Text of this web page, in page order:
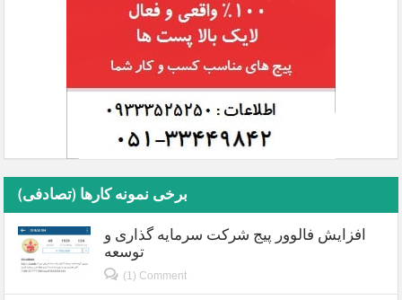
برخی نمونه کارها (تصادفی)
افزایش فالوور پیج شرکت سرمایه گذاری و
توسعه
(1) Comment